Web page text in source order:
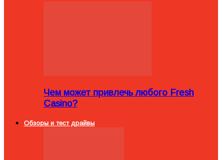
Чем может привлечь любого Fresh
Casino?
Обзоры и тест драйвы